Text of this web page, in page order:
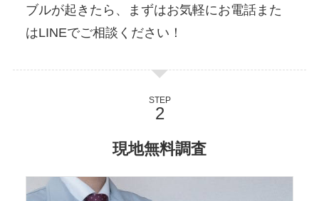
ブルが起きたら、まずはお気軽にお電話また
はLINEでご相談ください！
STEP
現地無料調査